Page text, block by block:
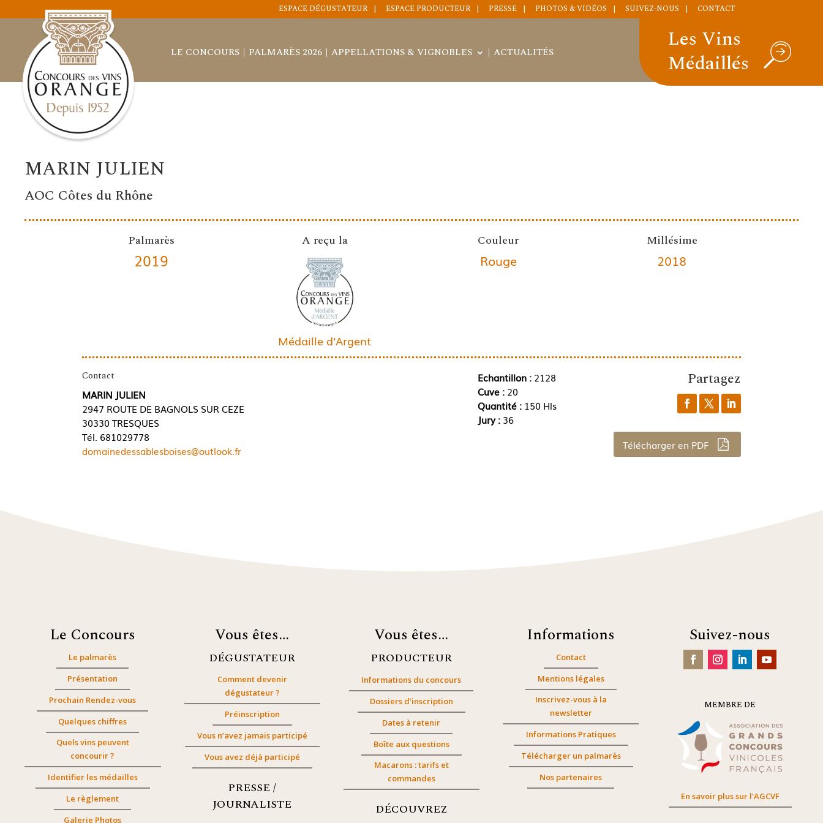
ESPACE DÉGUSTATEUR ESPACE PRODUCTEUR PRESSE PHOTOS & VIDÉOS SUIVEZ-NOUS CONTACT
LE CONCOURS PALMARÈS 2026 APPELLATIONS & VIGNOBLES ACTUALITÉS
Les Vins
Médaillés
MARIN JULIEN
AOC Côtes du Rhône
Palmarès
2019
A reçu la
Médaille d'Argent
Couleur
Rouge
Millésime
2018
Contact
MARIN JULIEN
2947 ROUTE DE BAGNOLS SUR CEZE
30330 TRESQUES
Tél. 681029778
domainedessablesboises@outlook.fr
Echantillon :2128
Cuve : 20
Quantité : 150 Hls
Jury : 36
Partagez
Télécharger en PDF
Le Concours
Le palmarès
Présentation
Prochain Rendez-vous
Quelques chiffres
Quels vins peuvent
concourir ?
Identifier les médailles
Le règlement
Galerie Photos
Vous êtes…
DÉGUSTATEUR
Comment devenir
dégustateur ?
Préinscription
Vous n’avez jamais participé
Vous avez déjà participé
PRESSE /
JOURNALISTE
Vous êtes…
PRODUCTEUR
Informations du concours
Dossiers d’inscription
Dates à retenir
Boîte aux questions
Macarons : tarifs et
commandes
DÉCOUVREZ
Informations
Contact
Mentions légales
Inscrivez-vous à la
newsletter
Informations Pratiques
Télécharger un palmarès
Nos partenaires
Suivez-nous
MEMBRE DE
En savoir plus sur l'AGCVF